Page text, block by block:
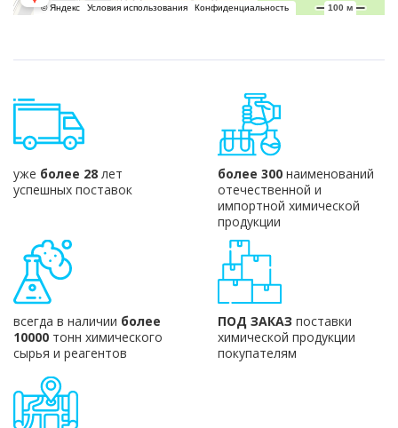
уже более 28 лет
успешных поставок
более 300наименований
отечественной и
импортной химической
продукции
всегда в наличии более
10000 тонн химического
сырья и реагентов
ПОД ЗАКАЗ поставки
химической продукции
покупателям